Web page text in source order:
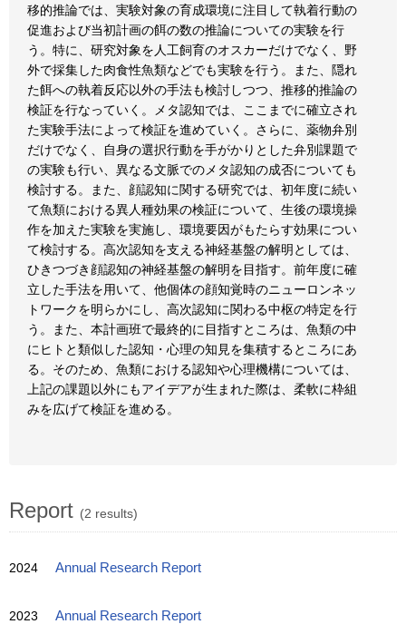
移的推論では、実験対象の育成環境に注目して執着行動の
促進および当初計画の餌の数の推論についての実験を行
う。特に、研究対象を人工飼育のオスカーだけでなく、野
外で採集した肉食性魚類などでも実験を行う。また、隠れ
た餌への執着反応以外の手法も検討しつつ、推移的推論の
検証を行なっていく。メタ認知では、ここまでに確立され
た実験手法によって検証を進めていく。さらに、薬物弁別
だけでなく、自身の選択行動を手がかりとした弁別課題で
の実験も行い、異なる文脈でのメタ認知の成否についても
検討する。また、顔認知に関する研究では、初年度に続い
て魚類における異人種効果の検証について、生後の環境操
作を加えた実験を実施し、環境要因がもたらす効果につい
て検討する。高次認知を支える神経基盤の解明としては、
ひきつづき顔認知の神経基盤の解明を目指す。前年度に確
立した手法を用いて、他個体の顔知覚時のニューロンネッ
トワークを明らかにし、高次認知に関わる中枢の特定を行
う。また、本計画班で最終的に目指すところは、魚類の中
にヒトと類似した認知・心理の知見を集積するところにあ
る。そのため、魚類における認知や心理機構については、
上記の課題以外にもアイデアが生まれた際は、柔軟に枠組
みを広げて検証を進める。
Report (2 results)
2024 Annual Research Report
2023 Annual Research Report